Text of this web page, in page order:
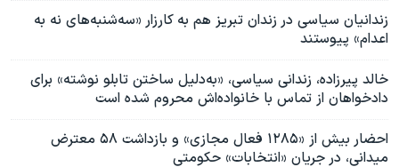
زندانیان سیاسی در زندان تبریز هم به کارزار «سه‌شنبه‌های نه به
اعدام» پیوستند
خالد پیرزاده، زندانی سیاسی، «به‌دلیل ساختن تابلو نوشته» برای
دادخواهان از تماس با خانواده‌اش محروم شده است
احضار بیش از «۱۲۸۵ فعال مجازی» و بازداشت ۵۸ معترض
میدانی، در جریان «انتخابات» حکومتی